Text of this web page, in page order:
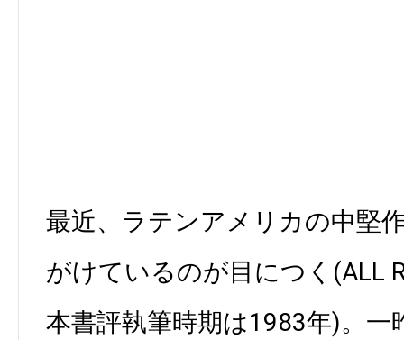
最近、ラテンアメリカの中堅
がけているのが目につく(ALL
本書評執筆時期は1983年)。一